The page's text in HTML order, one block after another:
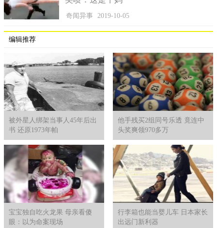
奇闻异事 2019-10-05
编辑推荐
被外星人绑架当事人45年后出
书 还原1973年帕
他手残买2组同号乐透 竟连中
头奖爽领970多万
宝宝独自吃火龙果 母亲看傻
眼：以为命案现场
行李箱也能当婴儿车 日本家长
出远门新利器